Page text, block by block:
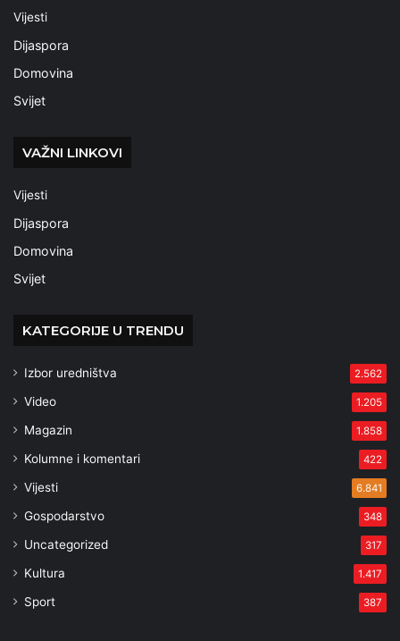
Vijesti
Dijaspora
Domovina
Svijet
VAŽNI LINKOVI
Vijesti
Dijaspora
Domovina
Svijet
KATEGORIJE U TRENDU
Izbor uredništva 2.562
Video 1.205
Magazin 1.858
Kolumne i komentari 422
Vijesti 6.841
Gospodarstvo 348
Uncategorized 317
Kultura 1.417
Sport 387